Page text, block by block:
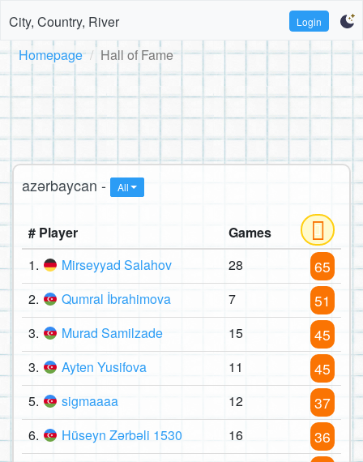
City, Country, River Login
Homepage Hall of Fame
azərbaycan - All
# Player
Games
1.
Mirseyyad Salahov 28 65
2. Qumral İbrahimova 7 51
3. Murad Samilzade 15 45
3. Ayten Yusifova 11 45
5. sigmaaaa 12 37
6. Hüseyn Zərbəli 1530 16 36